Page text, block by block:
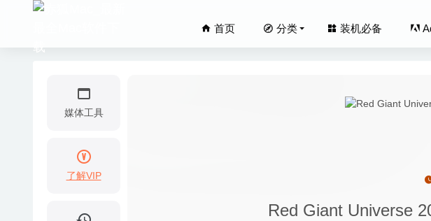
首页 分类 装机必备
媒体工具
了解VIP
Red Giant Universe
cDock 4.2.2 – Dock栏美化自定义